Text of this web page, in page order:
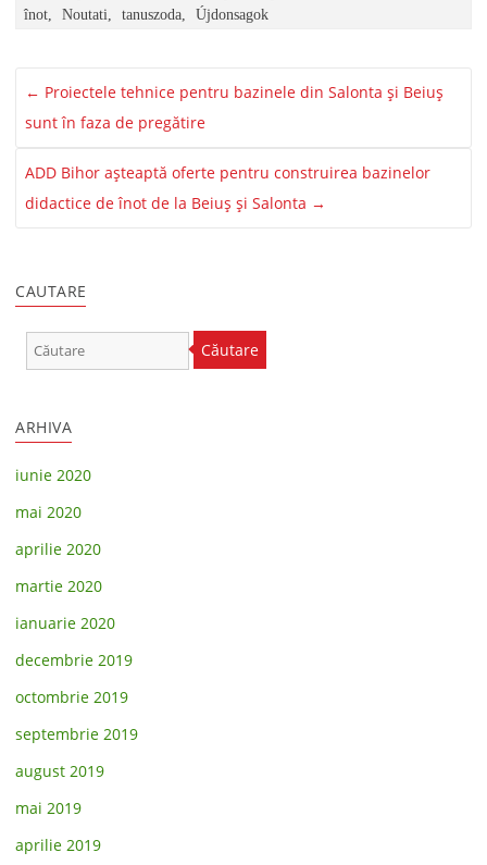
înot
Noutati tanuszoda Újdonsagok
← Proiectele tehnice pentru bazinele din Salonta și Beiuș
sunt în faza de pregătire
ADD Bihor așteaptă oferte pentru construirea bazinelor
didactice de înot de la Beiuș și Salonta →
CAUTARE
Căutare
ARHIVA
iunie 2020
mai 2020
aprilie 2020
martie 2020
ianuarie 2020
decembrie 2019
octombrie 2019
septembrie 2019
august 2019
mai 2019
aprilie 2019